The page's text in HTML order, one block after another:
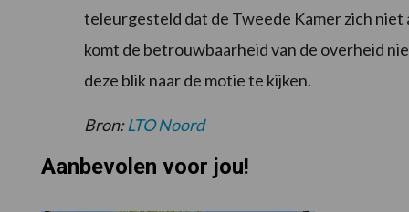
teleurgesteld dat de Tweede Kamer zich niet
komt de betrouwbaarheid van de overheid
deze blik naar de motie te kijken.
Bron:LTO Noord
Aanbevolen voor jou!